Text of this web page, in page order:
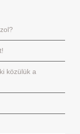
közülük a